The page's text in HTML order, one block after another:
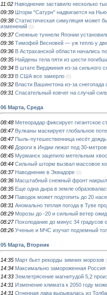
11:02 Наводнение заставило несколько
09:39 Шторм "Сатурн" надвигается на
09:38 Статистическая симуляция может
изменений (0)
09:37 Снежные туннели Японии
09:36 Тимофей Весновей ― уж тепло у
09:36 В Астраханской области начались
09:35 Найдены тела пяти из шести
09:34 В штате Вирджиния из-за сильного
09:33 В США все замерло (0)
09:32 Власти Вашингтона из-за
09:31 Спасательный ковчег на случай
06 Марта, Среда
08:48 Метеорадар фиксирует гигантское
08:47 Вулканы маскируют глобальное
08:47 Пыль-путешественница несёт дождь
08:46 Дороги в Индии лежат под 30-
08:45 Мурманск зацепило метельным
08:44 Сильный шторм вызвал массовое
08:37 Наводнение в Эквадоре (0)
08:36 Масштабный снежный фронт
08:35 Еще одна дыра в земле
08:34 Паводок может подтопить до 20
08:31 Аномально теплая погода в Туве
08:29 Морозы до -20 и сильный ветер
08:27 Похолодание до минус 34 градусов
08:26 Ученые и МЧС изучат подземный
05 Марта, Вторник
14:35 Март бьет рекорды зимних морозов
14:34 Максимально замороженная Россия
14:33 Землетрясение магнитудой 5,2
14:31 Изменение климата к 2050 году
14:31 Огненная лава вырывалась из